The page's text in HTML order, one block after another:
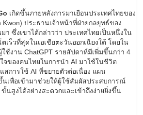
เกิดขึ้นภายหลังการมาเยือนประเทศไทยของ
ประธานเจ้าหน้าที่ฝ่ายกลยุทธ์ของ
า ซึ่งเขาได้กล่าวว่า ประเทศไทยเป็นหนึ่งใน
เร็วที่สุดในเอเชียตะวันออกเฉียงใต้ โดยใน
ช้งาน ChatGPT รายสัปดาห์มีเพิ่มขึ้นกว่า 4
จของคนไทยในการนำ AI มาใช้ในชีวิต
สการใช้ AI ที่ขยายตัวต่อเนื่อง แผน
นเพื่อเข้ามาช่วยให้ผู้ใช้สัมผัสประสบการณ์
ขั้นสูงได้อย่างสะดวกและเข้าถึงง่ายยิ่งขึ้น